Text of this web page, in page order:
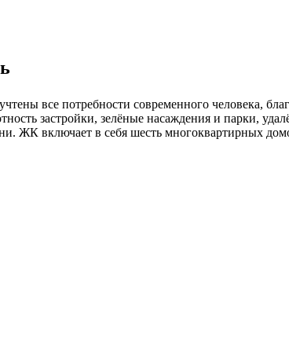
все потребности современного человека,
застройки, зелёные насаждения и парки,
ЖК включает в себя шесть многоквартирных